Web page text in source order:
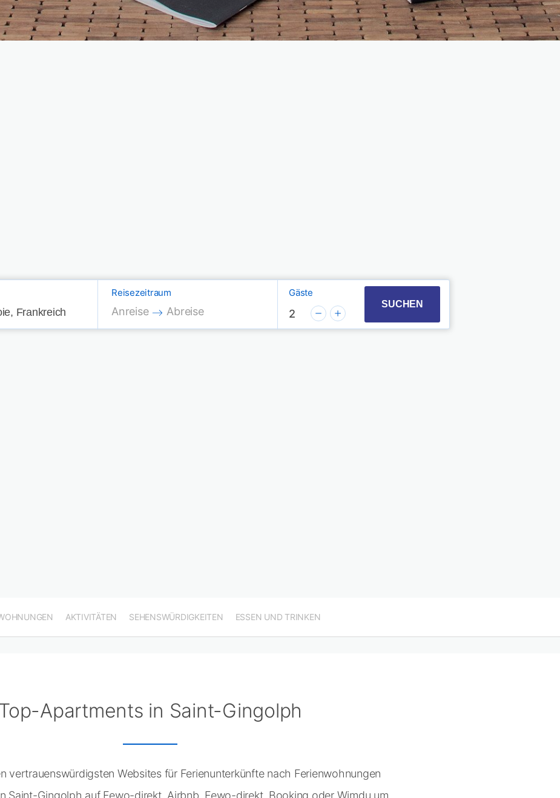
Reisezeitraum
Press the down arrow key to interact with the calendar and select a date. Press the
Anreise
Press the down arrow key to interact with the calendar and select a date.
Abreise
Gäste
2
SUCHEN
AKTIVITÄTEN SEHENSWÜRDIGKEITEN ESSEN UND TRINKEN
Apartments in Saint-Gingolph
vertrauenswürdigsten Websites für Ferienunterkünfte nach Ferienwohnungen
Saint-Gingolph auf Fewo-direkt, Airbnb, Fewo-direkt, Booking oder Wimdu um